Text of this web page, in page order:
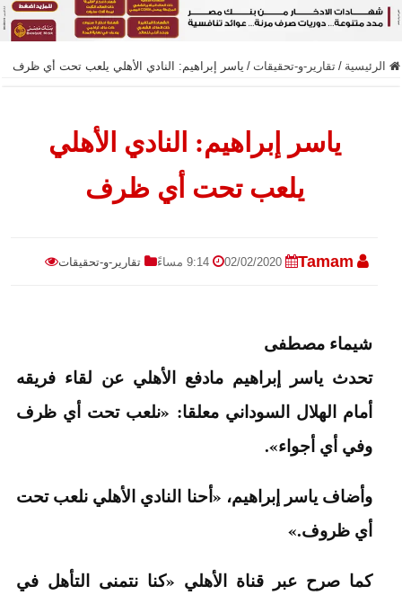
الرئيسية / تقارير-و-تحقيقات / ياسر إبراهيم: النادي الأهلي يلعب تحت أي ظرف
ياسر إبراهيم: النادي الأهلي
يلعب تحت أي ظرف
Tamam
02/02/2020 9:14 مساءً تقارير-و-تحقيقات
شيماء مصطفى
تحدث ياسر إبراهيم مادفع الأهلي عن لقاء فريقه
أمام الهلال السوداني معلقا: «نلعب تحت أي ظرف
وفي أي أجواء».
وأضاف ياسر إبراهيم، «أحنا النادي الأهلي نلعب تحت
أي ظروف.»
كما صرح عبر قناة الأهلي «كنا نتمنى التأهل في